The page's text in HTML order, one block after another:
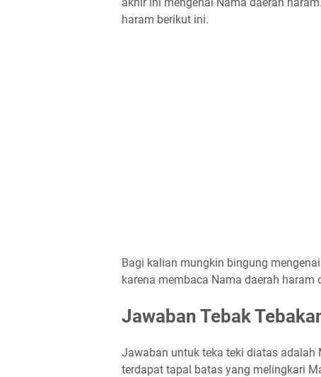
haram berikut ini.
Bagi kalian mungkin bingung
karena membaca Nama daerah haram
Jawaban Tebak
Jawaban untuk teka teki diatas adalah
terdapat tapal batas yang melingkari